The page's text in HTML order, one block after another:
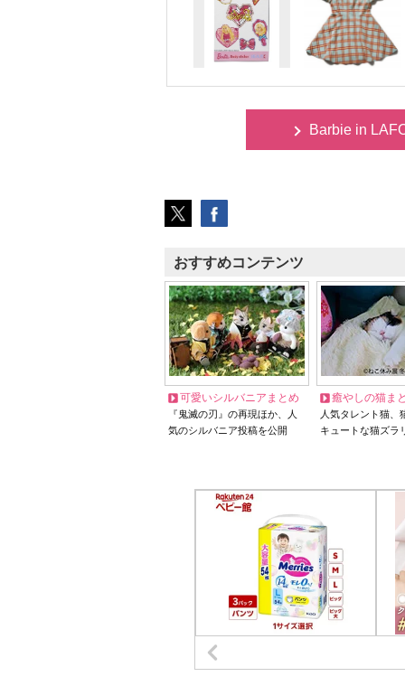
Barbie in
おすすめコンテンツ
可愛いシルバニアまとめ
『鬼滅の刃』の再現ほか、人
気のシルバニア投稿を公開
癒やしの猫ま
人気タレント猫
キュートな猫ズラ